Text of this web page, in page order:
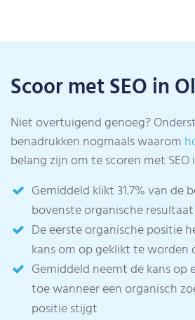
Scoor met SEO in
Niet overtuigend genoeg?
benadrukken nogmaals waarom
belang zijn om te scoren met SEO
Gemiddeld klikt 31.7% van de
bovenste organische
De eerste organische positie
kans om op geklikt te worden
Gemiddeld neemt de kans op
toe wanneer een organisch
positie stijgt